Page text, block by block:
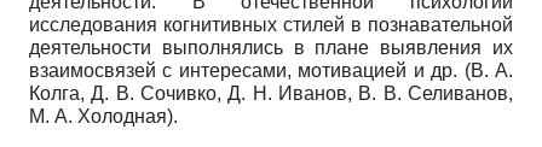
исследования когнитивных стилей в познавательной
деятельности выполнялись в плане выявления их
взаимосвязей с интересами, мотивацией и др. (В. А.
Колга, Д. В. Сочивко, Д. Н. Иванов, В. В. Селиванов,
М. А. Холодная).